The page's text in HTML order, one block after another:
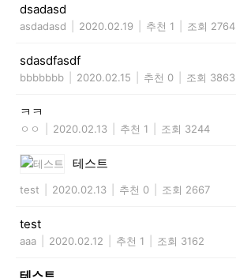
dsadasd
asdadasd 2020.02.19 추천 1 조회 2764
sdasdfasdf
bbbbbbb 2020.02.15 추천 0 조회 3863
ㅋㅋ
ㅇㅇ 2020.02.13 추천 1 조회 3244
테스트
test 2020.02.13 추천 0 조회 2667
test
aaa 2020.02.12 추천 1 조회 3162